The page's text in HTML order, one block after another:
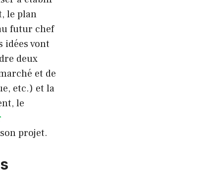
le plan
futur chef
idées vont
deux
et de
etc.) et la
le
projet.